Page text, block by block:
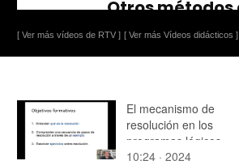
[ Ver más vídeos de RTV ] [ Ver más Vídeos didácticos ]
El mecanismo de
resolución en los
programas lógicos
10:24 · 2024